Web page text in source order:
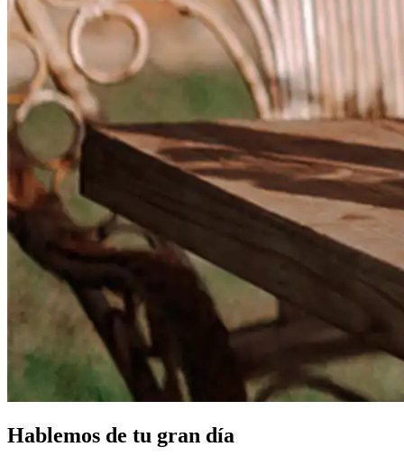
Hablemos de tu gran día